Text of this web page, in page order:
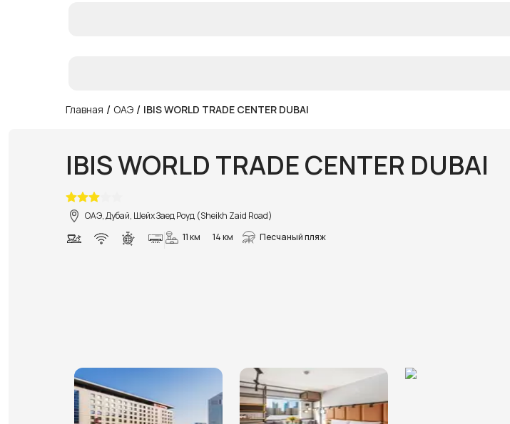
Главная / ОАЭ / IBIS WORLD TRADE CENTER DUBAI
IBIS WORLD TRADE CENTER DUBAI
ОАЭ, Дубай, Шейх Заед Роуд (Sheikh Zaid Road)
11 км
14 км Песчаный пляж